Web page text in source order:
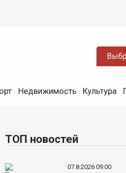
Недвижимость Культура
ТОП новостей
07.8.2026 09:00